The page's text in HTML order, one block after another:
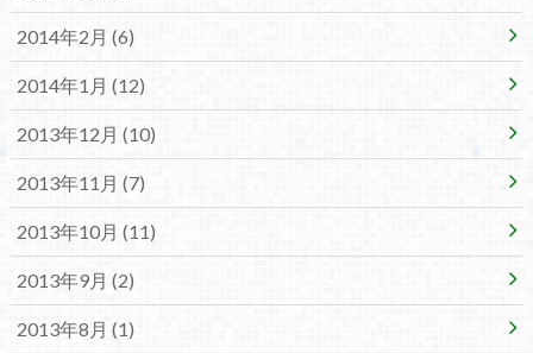
2014年2月 (6)
2014年1月 (12)
2013年12月 (10)
2013年11月 (7)
2013年10月 (11)
2013年9月 (2)
2013年8月 (1)